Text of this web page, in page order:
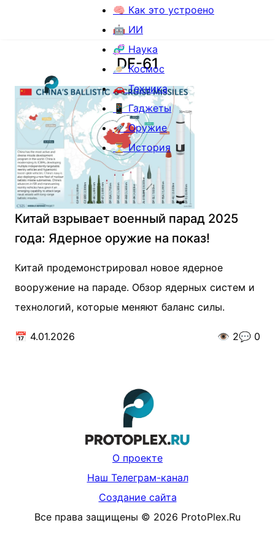
🧠 Как это устроено
🤖 ИИ
🧬 Наука
🪐 Космос
🚗 Техника
📱 Гаджеты
🚀 Оружие
⏳ История
DF-61
Китай взрывает военный парад 2025
года: Ядерное оружие на показ!
Китай продемонстрировал новое ядерное
вооружение на параде. Обзор ядерных систем и
технологий, которые меняют баланс силы.
📅 4.01.2026 👁️ 2💬 0
О проекте
Наш Телеграм-канал
Создание сайта
Все права защищены © 2026 ProtoPlex.Ru